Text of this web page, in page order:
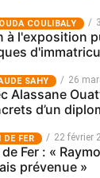
COULIBALY
à l'exposition
SAHY 26
Alassane
d’un
DE FER 22 février
de Fer : «
prévenue »